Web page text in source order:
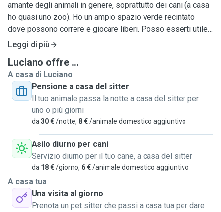
amante degli animali in genere, soprattutto dei cani (a casa
ho quasi uno zoo). Ho un ampio spazio verde recintato
dove possono correre e giocare liberi. Posso esserti utile
7 giorni su 7.
Il cane verrà prelevato dal padrone dopo aver socializzato
con lui, stando tutti e 3 insieme. Quando fido si sentirà a
suo agio verrà portato via, prima a fare una passeggiata e
poi un po' di tempo nell'area verde recintata, lasciandolo
libero di andare dove vuole. Rientro a casa dove troverà il
suo angolo tranquillo per riposare e ciotola con acqua. Verrà
lasciato tranquillo a scoprire il suo nuovo posto. A seconda
delle esigenze, prima del pasto serale uscirà per
passeggiare e fare i suoi bisogni. Rientro a casa per
dormire. Ovviamente, a casa, sotto attento controllo
approccerà e socializzerà con altri cani presenti.
Sono disponibile per la sorveglianza del cane a casa mia
24/24 e 7/7. Nel caso di necessità posso fare un bagnetto
al cane e somministrare farmaci previa autorizzazione del
Leggi di più
Luciano offre ...
A casa di Luciano
Pensione a casa del sitter
Il tuo animale passa la notte a casa del sitter per
uno o più giorni
da 30 €/notte, 8 €/animale domestico aggiuntivo
Asilo diurno per cani
Servizio diurno per il tuo cane, a casa del sitter
da 18 €/giorno, 6 €/animale domestico aggiuntivo
A casa tua
Una visita al giorno
Prenota un pet sitter che passi a casa tua per dare